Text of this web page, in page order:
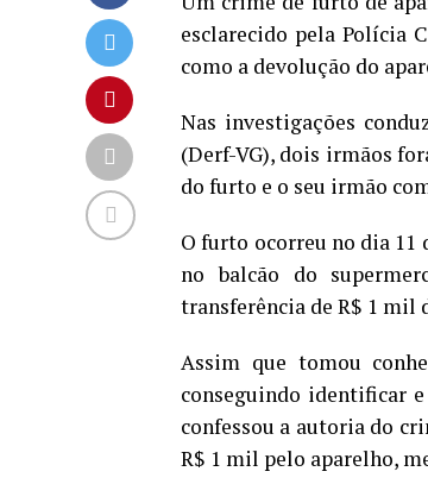
esclarecido pela Polícia
como a devolução do
Nas investigações
(Derf-VG), dois irmãos
do furto e o seu irmão
O furto ocorreu no dia 11
no balcão do
transferência de R$ 1 mil
Assim que tomou
conseguindo identificar
confessou a autoria do
R$ 1 mil pelo aparelho,